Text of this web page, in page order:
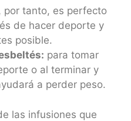
por tanto, es perfecto
de hacer deporte y
posible.
para tomar
o al terminar y
a perder peso.
las infusiones que